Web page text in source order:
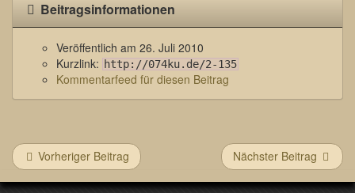
Beitragsinformationen
Veröffentlich am 26. Juli 2010
Kurzlink: http://074ku.de/2-135
Kommentarfeed für diesen Beitrag
Vorheriger Beitrag Nächster Beitrag